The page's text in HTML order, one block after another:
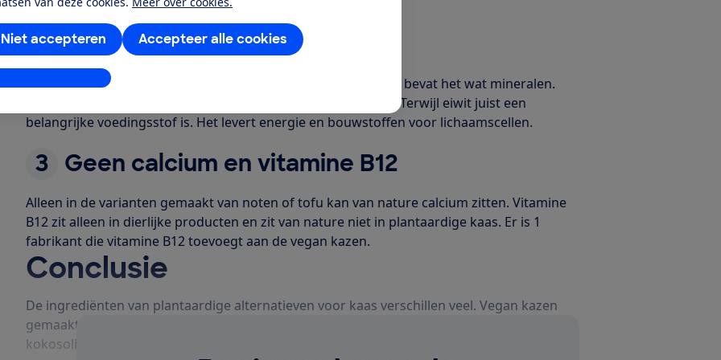
Accepteer alle cookies
Niet accepteren
aanpassen
2 Weinig eiwit
Dierlijke kaas bestaat voornamelijk uit vet en eiwit. Daarnaast bevat het wat mineralen.
In plantaardige kaas zit minder, of soms helemaal geen eiwit. Terwijl eiwit juist een
belangrijke voedingsstof is. Het levert energie en bouwstoffen voor lichaamscellen.
3 Geen calcium en vitamine B12
Alleen in de varianten gemaakt van noten of tofu kan van nature calcium zitten. Vitamine
B12 zit alleen in dierlijke producten en zit van nature niet in plantaardige kaas. Er is 1
fabrikant die vitamine B12 toevoegt aan de vegan kazen.
Conclusie
De ingrediënten van plantaardige alternatieven voor kaas verschillen veel. Vegan kazen
gemaakt van noten blijken qua samenstelling het gezondst. Is het gemaakt van
kokosolie? Dan kun je er beter niet te veel van eten.